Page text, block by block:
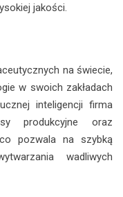
jakości.
na świecie,
w swoich zakładach
inteligencji firma
produkcyjne oraz
pozwala na szybką
wadliwych